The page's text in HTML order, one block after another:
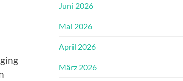
Juni 2026
Mai 2026
April 2026
März 2026